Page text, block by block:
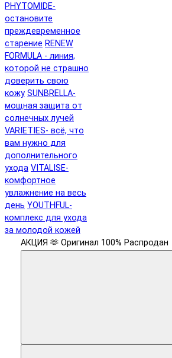
PHYTOMIDE-
остановите
преждевременное
старение RENEW
FORMULA - линия,
которой не страшно
доверить свою
кожу SUNBRELLA-
мощная защита от
солнечных лучей
VARIETIES- всё, что
вам нужно для
дополнительного
ухода VITALISE-
комфортное
увлажнение на весь
день YOUTHFUL-
комплекс для ухода
за молодой кожей
АКЦИЯ 🫶 Оригинал 100% Распродан